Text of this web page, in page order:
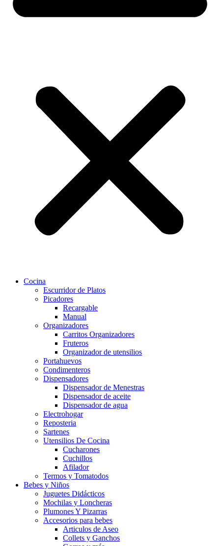
Cocina
Escurridor de Platos
Picadores
Recargable
Manual
Organizadores
Carritos Organizadores
Fruteros
Organizador de utensilios
Portahuevos
Condimenteros
Dispensadores
Dispensador de Menestras
Dispensador de aceite
Dispensador de agua
Electrohogar
Reposteria
Sartenes
Utensilios De Cocina
Cucharones
Cuchillos
Afilador
Termos y Tomatodos
Bebes y Niños
Juguetes Didácticos
Mochilas y Loncheras
Plumones Y Pizarras
Accesorios para bebes
Articulos de Aseo
Collets y Ganchos